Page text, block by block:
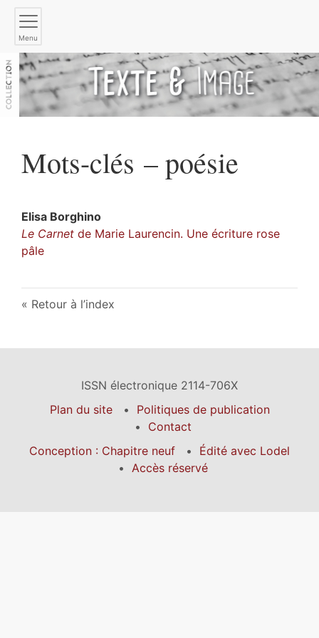
Menu
Mots-clés – poésie
Elisa Borghino
Le Carnet de Marie Laurencin. Une écriture rose
pâle
Retour à l’index
ISSN électronique 2114-706X
Plan du site
Politiques de publication
Contact
Conception : Chapitre neuf
Édité avec Lodel
Accès réservé